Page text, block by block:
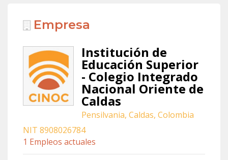
Empresa
Institución de
Educación Superior
- Colegio Integrado
Nacional Oriente de
Caldas
Pensilvania, Caldas, Colombia
NIT 8908026784
1 Empleos actuales